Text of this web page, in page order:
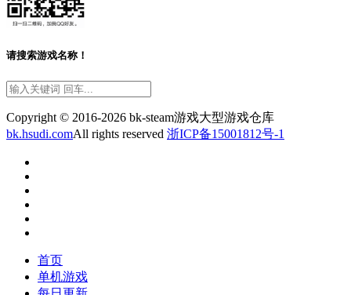
请搜索游戏名称！
Copyright © 2016-2026 bk-steam游戏大型游戏仓库
bk.hsudi.comAll rights reserved 浙ICP备15001812号-1
首页
单机游戏